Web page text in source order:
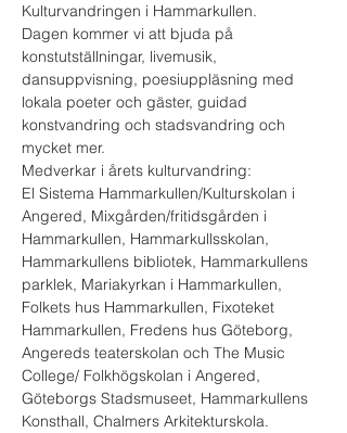
Kulturvandringen i Hammarkullen.
Dagen kommer vi att bjuda på
konstutställningar, livemusik,
dansuppvisning, poesiuppläsning med
lokala poeter och gäster, guidad
konstvandring och stadsvandring och
mycket mer.
Medverkar i årets kulturvandring:
El Sistema Hammarkullen/Kulturskolan i
Angered, Mixgården/fritidsgården i
Hammarkullen, Hammarkullsskolan,
Hammarkullens bibliotek, Hammarkullens
parklek, Mariakyrkan i Hammarkullen,
Folkets hus Hammarkullen, Fixoteket
Hammarkullen, Fredens hus Göteborg,
Angereds teaterskolan och The Music
College/ Folkhögskolan i Angered,
Göteborgs Stadsmuseet, Hammarkullens
Konsthall, Chalmers Arkitekturskola.